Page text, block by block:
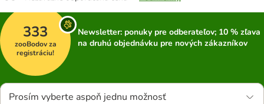
333
zooBodov za
registráciu!
Newsletter: ponuky pre odberateľov; 10 % zľava
na druhú objednávku pre nových zákazníkov
Prosím vyberte aspoň jednu možnosť